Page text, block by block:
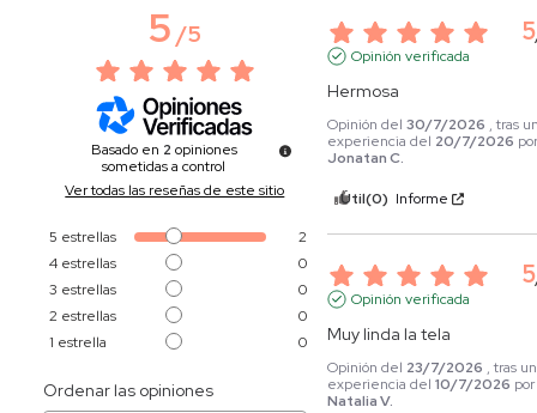
5/5
Basado en 2 opiniones
sometidas a control
Ver todas las reseñas de este sitio
5 estrellas
2
4 estrellas
0
3 estrellas
0
2 estrellas
0
1 estrella 0
Ordenar las opiniones
5
Opinión verificada
Hermosa
Opinión del30/7/2026 , tras
experiencia del 20/7/2026
Jonatan C.
Útil(0) Informe
5
Opinión verificada
Muy linda la tela
Opinión del 23/7/2026 , tras
experiencia del10/7/2026 por
Natalia V.